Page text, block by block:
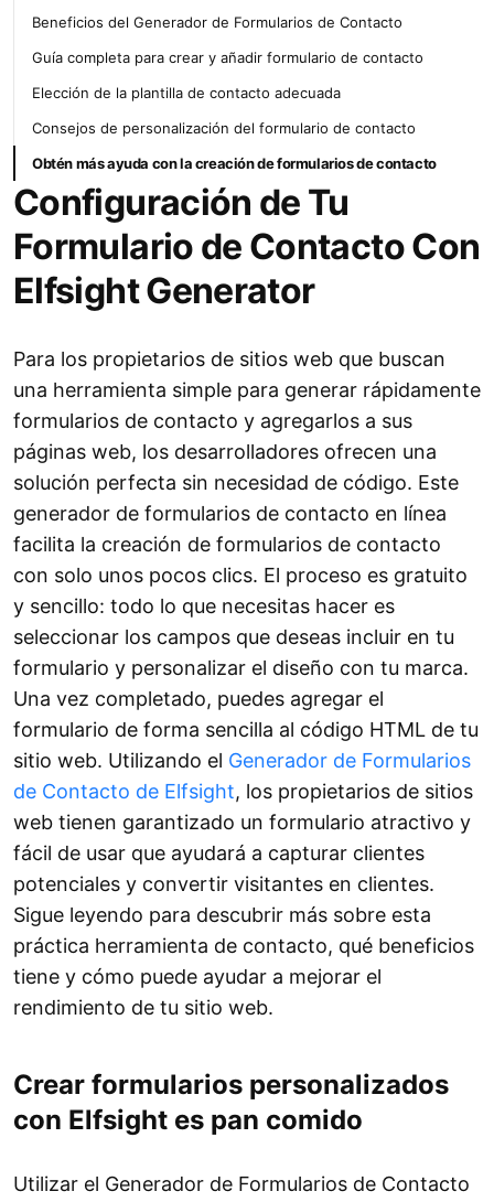
Configuración de Tu
Formulario de Contacto Con
Elfsight Generator
Para los propietarios de sitios web que buscan
una herramienta simple para generar rápidamente
formularios de contacto y agregarlos a sus
páginas web, los desarrolladores ofrecen una
solución perfecta sin necesidad de código. Este
generador de formularios de contacto en línea
facilita la creación de formularios de contacto
con solo unos pocos clics. El proceso es gratuito
y sencillo: todo lo que necesitas hacer es
seleccionar los campos que deseas incluir en tu
formulario y personalizar el diseño con tu marca.
Una vez completado, puedes agregar el
formulario de forma sencilla al código HTML de tu
sitio web. Utilizando el Generador de Formularios
de Contacto de Elfsight, los propietarios de sitios
web tienen garantizado un formulario atractivo y
fácil de usar que ayudará a capturar clientes
potenciales y convertir visitantes en clientes.
Sigue leyendo para descubrir más sobre esta
práctica herramienta de contacto, qué beneficios
tiene y cómo puede ayudar a mejorar el
rendimiento de tu sitio web.
Crear formularios personalizados
con Elfsight es pan comido
Utilizar el Generador de Formularios de Contacto
Beneficios del Generador de Formularios de Contacto
Guía completa para crear y añadir formulario de contacto
Elección de la plantilla de contacto adecuada
Consejos de personalización del formulario de contacto
Obtén más ayuda con la creación de formularios de contacto